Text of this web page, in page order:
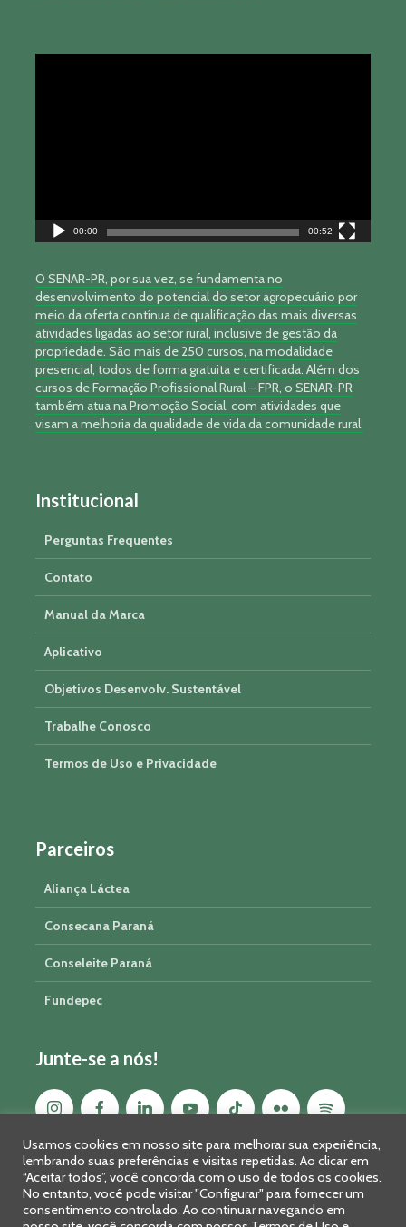
00:00 00:52
O SENAR-PR, por sua vez, se fundamenta no
desenvolvimento do potencial do setor agropecuário por
meio da oferta contínua de qualificação das mais diversas
atividades ligadas ao setor rural, inclusive de gestão da
propriedade. São mais de 250 cursos, na modalidade
presencial, todos de forma gratuita e certificada. Além dos
cursos de Formação Profissional Rural – FPR, o SENAR-PR
também atua na Promoção Social, com atividades que
visam a melhoria da qualidade de vida da comunidade rural.
Institucional
Perguntas Frequentes
Contato
Manual da Marca
Aplicativo
Objetivos Desenvolv. Sustentável
Trabalhe Conosco
Termos de Uso e Privacidade
Parceiros
Aliança Láctea
Consecana Paraná
Conseleite Paraná
Fundepec
Junte-se a nós!
Usamos cookies em nosso site para melhorar sua experiência,
lembrando suas preferências e visitas repetidas. Ao clicar em
“Aceitar todos”, você concorda com o uso de todos os cookies.
No entanto, você pode visitar "Configurar" para fornecer um
consentimento controlado. Ao continuar navegando em